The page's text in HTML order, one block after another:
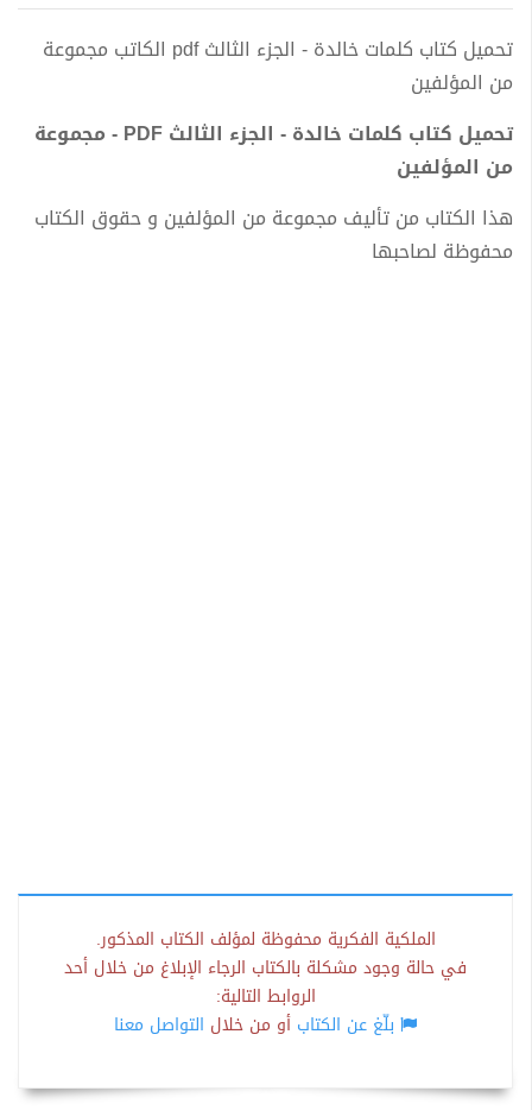
تحميل كتاب كلمات خالدة - الجزء الثالث pdf الكاتب مجموعة
من المؤلفين
تحميل كتاب كلمات خالدة - الجزء الثالث PDF - مجموعة
من المؤلفين
هذا الكتاب من تأليف مجموعة من المؤلفين و حقوق الكتاب
محفوظة لصاحبها
الملكية الفكرية محفوظة لمؤلف الكتاب المذكور.
في حالة وجود مشكلة بالكتاب الرجاء الإبلاغ من خلال أحد
الروابط التالية:
بلّغ عن الكتاب أو من خلال التواصل معنا